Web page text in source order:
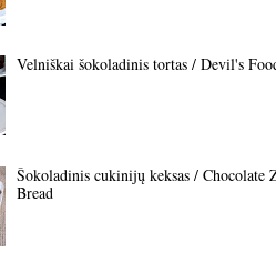
Velniškai šokoladinis tortas / Devil's
Šokoladinis cukinijų keksas / Chocolate
Bread